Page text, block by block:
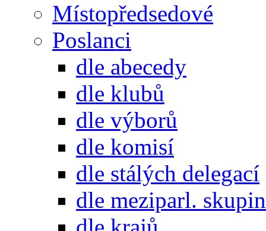
Místopředsedové
Poslanci
dle abecedy
dle klubů
dle výborů
dle komisí
dle stálých delegací
dle meziparl. skupin